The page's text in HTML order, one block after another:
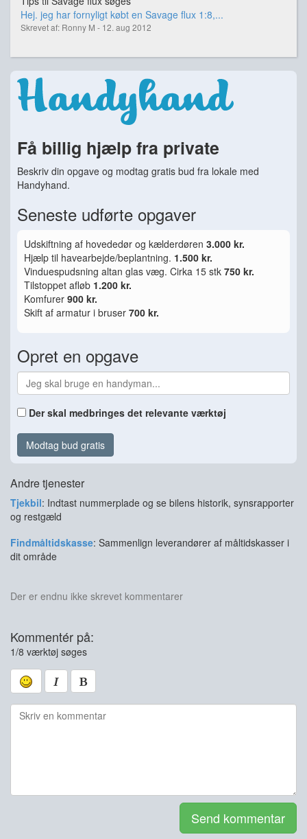
Hej. jeg har fornyligt købt en Savage flux 1:8,...
Skrevet af: Ronny M - 12. aug 2012
Få billig hjælp fra private
Beskriv din opgave og modtag gratis bud fra lokale med
Handyhand.
Seneste udførte opgaver
Udskiftning af hovededør og kælderdøren 3.000 kr.
Hjælp til havearbejde/beplantning. 1.500 kr.
Vinduespudsning altan glas væg. Cirka 15 stk 750 kr.
Tilstoppet afløb 1.200 kr.
Komfurer 900 kr.
Skift af armatur i bruser 700 kr.
Opret en opgave
Der skal medbringes det relevante værktøj
Modtag bud gratis
Andre tjenester
Tjekbil: Indtast nummerplade og se bilens historik, synsrapporter
og restgæld
Findmåltidskasse: Sammenlign leverandører af måltidskasser i
dit område
Der er endnu ikke skrevet kommentarer
Kommentér på:
1/8 værktøj søges
Send kommentar